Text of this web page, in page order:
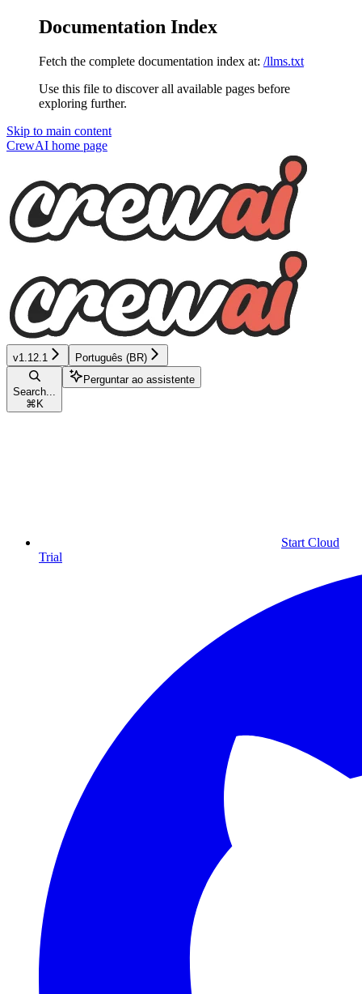
Documentation Index
Fetch the complete documentation index at: /llms.txt
Use this file to discover all available pages before
exploring further.
Skip to main content
CrewAI home page
v1.12.1 Português (BR)
Search...
⌘ K
Perguntar ao assistente
Start Cloud
Trial